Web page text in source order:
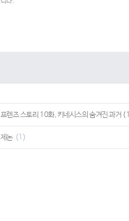
프렌즈 스토리 10화. 키네시스의 숨겨진 과거
제논 (1)